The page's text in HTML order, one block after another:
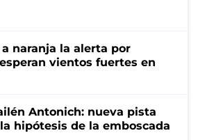
naranja la alerta por
vientos fuertes en
Antonich: nueva pista
hipótesis de la emboscada